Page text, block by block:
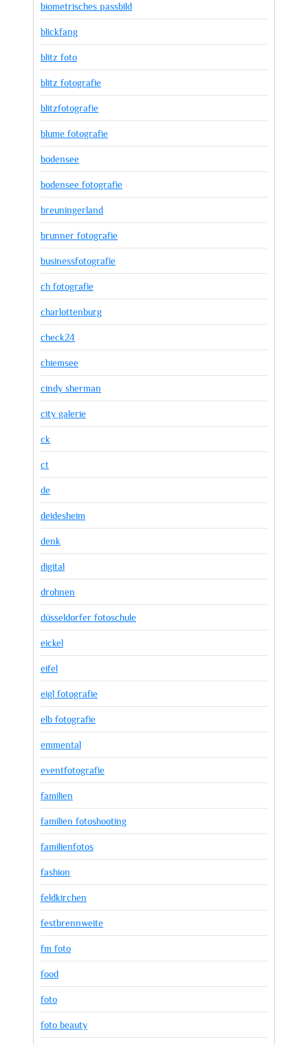
biometrisches passbild
blickfang
blitz foto
blitz fotografie
blitzfotografie
blume fotografie
bodensee
bodensee fotografie
breuningerland
brunner fotografie
businessfotografie
ch fotografie
charlottenburg
check24
chiemsee
cindy sherman
city galerie
ck
ct
de
deidesheim
denk
digital
drohnen
düsseldorfer fotoschule
eickel
eifel
eigl fotografie
elb fotografie
emmental
eventfotografie
familien
familien fotoshooting
familienfotos
fashion
feldkirchen
festbrennweite
fm foto
food
foto
foto beauty